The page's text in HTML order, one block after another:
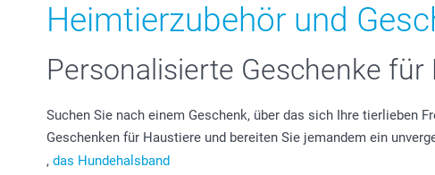
Heimtierzubehör und
Personalisierte Geschenke
Suchen Sie nach einem Geschenk, über das sich Ihre tierlieben
Geschenken für Haustiere und bereiten Sie jemandem ein
, das Hundehalsband